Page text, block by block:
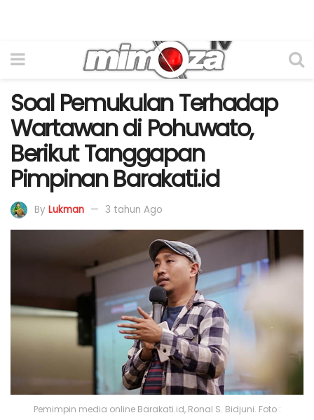
Soal Pemukulan Terhadap
Wartawan di Pohuwato,
Berikut Tanggapan
Pimpinan Barakati.id
By Lukman 3 tahun Ago
Pemimpin media online Barakati.id, Ronal S. Bidjuni. Foto :